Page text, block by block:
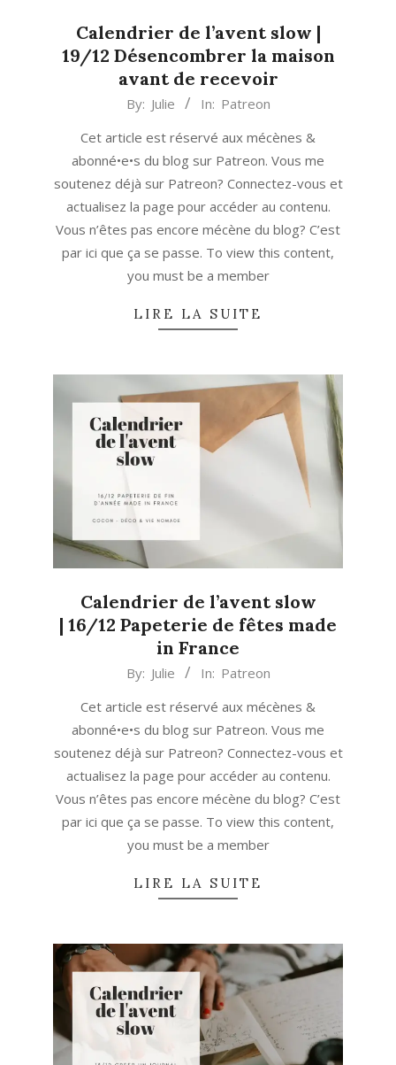
Calendrier de l’avent slow |
19/12 Désencombrer la maison
avant de recevoir
By: Julie In: Patreon
Cet article est réservé aux mécènes &
abonné•e•s du blog sur Patreon. Vous me
soutenez déjà sur Patreon? Connectez-vous et
actualisez la page pour accéder au contenu.
Vous n’êtes pas encore mécène du blog? C’est
par ici que ça se passe. To view this content,
you must be a member
LIRE LA SUITE
Calendrier de l’avent slow
| 16/12 Papeterie de fêtes made
in France
By: Julie In: Patreon
Cet article est réservé aux mécènes &
abonné•e•s du blog sur Patreon. Vous me
soutenez déjà sur Patreon? Connectez-vous et
actualisez la page pour accéder au contenu.
Vous n’êtes pas encore mécène du blog? C’est
par ici que ça se passe. To view this content,
you must be a member
LIRE LA SUITE